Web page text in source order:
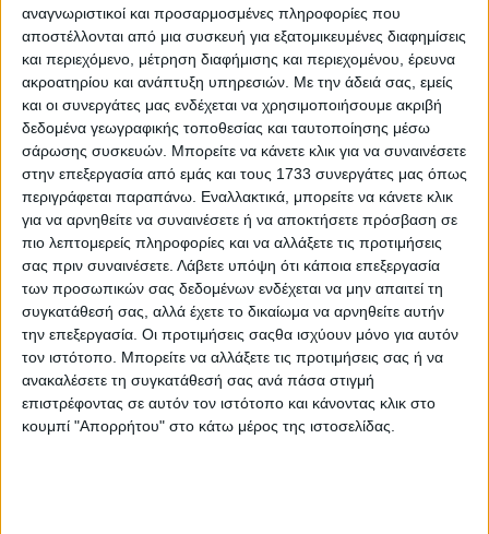
αναγνωριστικοί και προσαρμοσμένες πληροφορίες που
αποστέλλονται από μια συσκευή για εξατομικευμένες διαφημίσεις
και περιεχόμενο, μέτρηση διαφήμισης και περιεχομένου, έρευνα
ακροατηρίου και ανάπτυξη υπηρεσιών. Με την άδειά σας, εμείς
και οι συνεργάτες μας ενδέχεται να χρησιμοποιήσουμε ακριβή
δεδομένα γεωγραφικής τοποθεσίας και ταυτοποίησης μέσω
σάρωσης συσκευών. Μπορείτε να κάνετε κλικ για να συναινέσετε
στην επεξεργασία από εμάς και τους 1733 συνεργάτες μας όπως
περιγράφεται παραπάνω. Εναλλακτικά, μπορείτε να κάνετε κλικ
για να αρνηθείτε να συναινέσετε ή να αποκτήσετε πρόσβαση σε
πιο λεπτομερείς πληροφορίες και να αλλάξετε τις προτιμήσεις
σας πριν συναινέσετε. Λάβετε υπόψη ότι κάποια επεξεργασία
των προσωπικών σας δεδομένων ενδέχεται να μην απαιτεί τη
συγκατάθεσή σας, αλλά έχετε το δικαίωμα να αρνηθείτε αυτήν
την επεξεργασία. Οι προτιμήσεις σαςθα ισχύουν μόνο για αυτόν
τον ιστότοπο. Μπορείτε να αλλάξετε τις προτιμήσεις σας ή να
ανακαλέσετε τη συγκατάθεσή σας ανά πάσα στιγμή
επιστρέφοντας σε αυτόν τον ιστότοπο και κάνοντας κλικ στο
κουμπί "Απορρήτου" στο κάτω μέρος της ιστοσελίδας.
ΔΙΑΒΑΣΤΕ ΕΠΙΣΗΣ
Τετραήμερη «Σουμπερτιάδα» στο Τρίτο Πρόγραμμα
90.9
Αντώνης Αντζολέτος και Γιάννης Καντέλης αντί του
Παύλου Τσίμα στον ΣΚΑΪ 100.3
O Γιώργος Τσάμπρας με αφιέρωμα στον Λάκη Χαλκιά
στο Δεύτερο Πρόγραμμα
Η Ναταλία Αργυράκη αντί της Ματούλας Κουστένη στο
πρωινό του Μελωδία 99.2
Η Alter Ego Media κατοχυρώνει τους τίτλους «Mega
News 104.6» και «Mega News Radio 104.6»
Το «ΕΡΤnews Radio 105.8», το Πρώτο Πρόγραμμα